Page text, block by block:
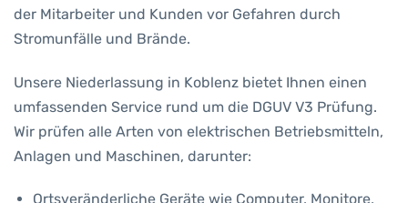
der Mitarbeiter und Kunden vor Gefahren durch
Stromunfälle und Brände.
Unsere Niederlassung in Koblenz bietet Ihnen einen
umfassenden Service rund um die DGUV V3 Prüfung.
Wir prüfen alle Arten von elektrischen Betriebsmitteln,
Anlagen und Maschinen, darunter:
Ortsveränderliche Geräte wie Computer, Monitore,